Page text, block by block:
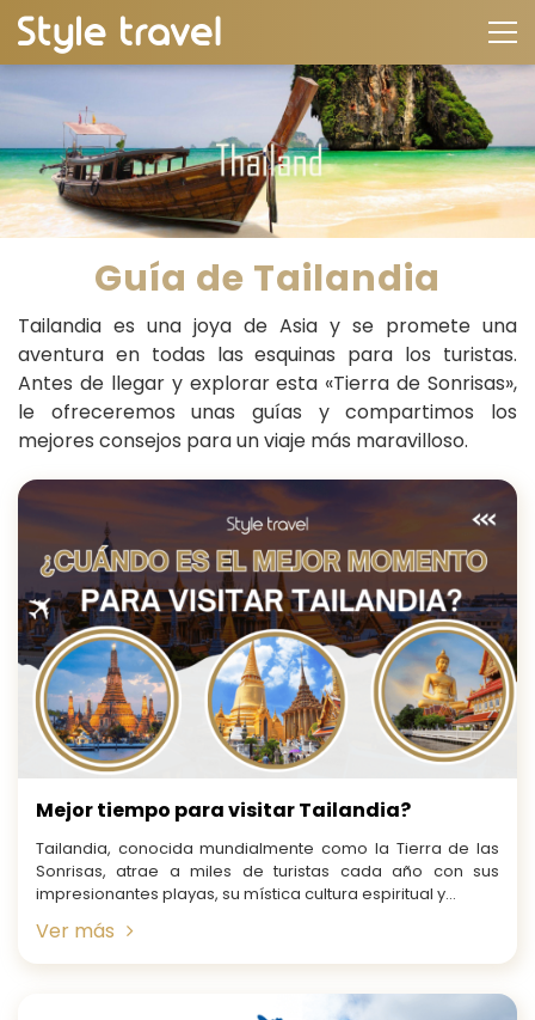
Guía de Tailandia
Tailandia es una joya de Asia y se promete una
aventura en todas las esquinas para los turistas.
Antes de llegar y explorar esta «Tierra de Sonrisas»,
le ofreceremos unas guías y compartimos los
mejores consejos para un viaje más maravilloso.
Mejor tiempo para visitar Tailandia?
Tailandia, conocida mundialmente como la Tierra de las
Sonrisas, atrae a miles de turistas cada año con sus
impresionantes playas, su mística cultura espiritual y...
Ver más